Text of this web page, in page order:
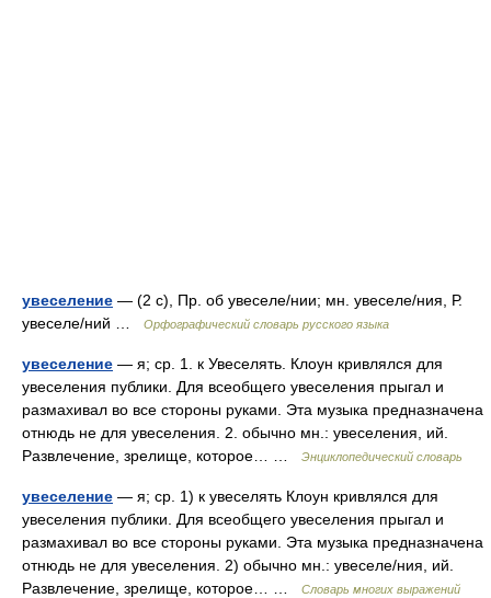
увеселение — (2 с), Пр. об увеселе/нии; мн. увеселе/ния, Р.
увеселе/ний …
Орфографический словарь русского языка
увеселение — я; ср. 1. к Увеселять. Клоун кривлялся для
увеселения публики. Для всеобщего увеселения прыгал и
размахивал во все стороны руками. Эта музыка предназначена
отнюдь не для увеселения. 2. обычно мн.: увеселения, ий.
Развлечение, зрелище, которое… …
Энциклопедический словарь
увеселение — я; ср. 1) к увеселять Клоун кривлялся для
увеселения публики. Для всеобщего увеселения прыгал и
размахивал во все стороны руками. Эта музыка предназначена
отнюдь не для увеселения. 2) обычно мн.: увеселе/ния, ий.
Развлечение, зрелище, которое… …
Словарь многих выражений